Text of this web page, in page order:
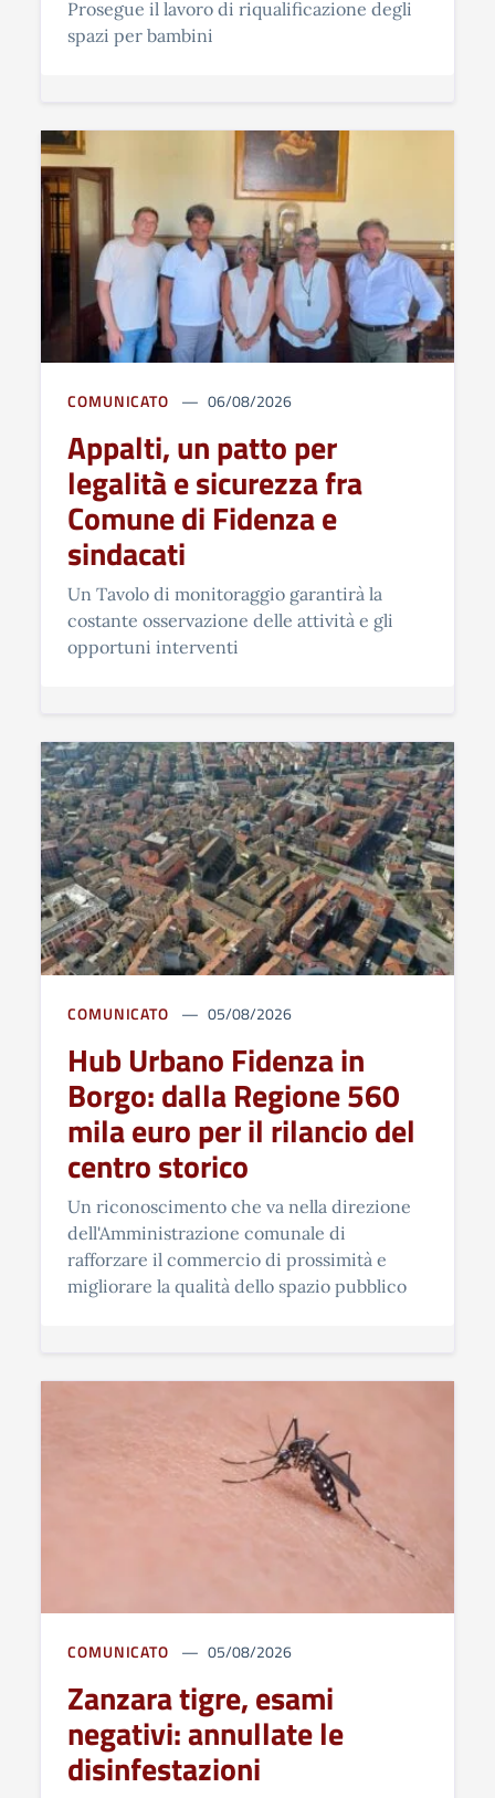
Prosegue il lavoro di riqualificazione degli
spazi per bambini
COMUNICATO 06/08/2026
Appalti, un patto per
legalità e sicurezza fra
Comune di Fidenza e
sindacati
Un Tavolo di monitoraggio garantirà la
costante osservazione delle attività e gli
opportuni interventi
COMUNICATO 05/08/2026
Hub Urbano Fidenza in
Borgo: dalla Regione 560
mila euro per il rilancio del
centro storico
Un riconoscimento che va nella direzione
dell'Amministrazione comunale di
rafforzare il commercio di prossimità e
migliorare la qualità dello spazio pubblico
COMUNICATO 05/08/2026
Zanzara tigre, esami
negativi: annullate le
disinfestazioni